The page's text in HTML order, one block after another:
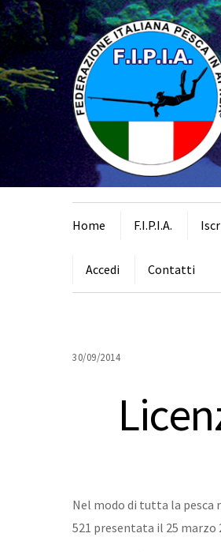
Home F.I.P.I.A.
Accedi Contatti
30/09/2014
Nel modo di tutta la pesca
521 presentata il 25